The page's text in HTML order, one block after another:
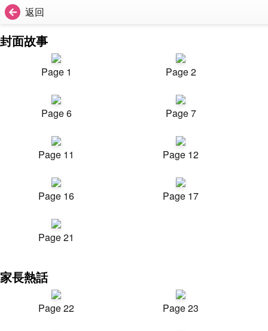
返回
封面故事
Page 1 Page 2
Page 6 Page 7
Page 11 Page 12
Page 16 Page 17
Page 21
家長熱話
Page 22 Page 23